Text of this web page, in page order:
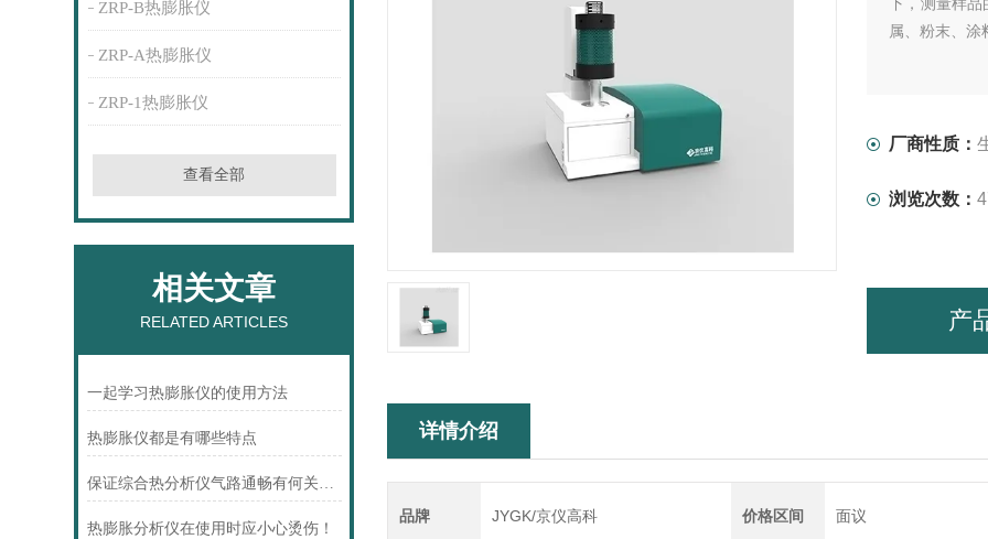
ZRP-B热膨胀仪
ZRP-A热膨胀仪
ZRP-1热膨胀仪
查看全部
相关文章
RELATED ARTICLES
一起学习热膨胀仪的使用方法
热膨胀仪都是有哪些特点
保证综合热分析仪气路通畅有何关键之处？
热膨胀分析仪在使用时应小心烫伤！
属、粉末、涂
厂商性质：
浏览次数：
产
详情介绍
品牌 JYGK/京仪高科 价格区间 面议